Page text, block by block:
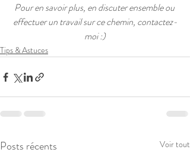
Pour en savoir plus, en discuter ensemble ou
effectuer un travail sur ce chemin, contactez-
moi :)
Tips & Astuces
Posts récents Voir tout